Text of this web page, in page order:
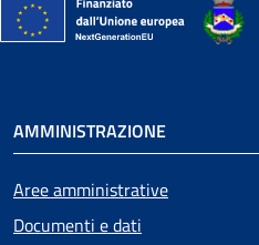
AMMINISTRAZIONE
Aree amministrative
Documenti e dati